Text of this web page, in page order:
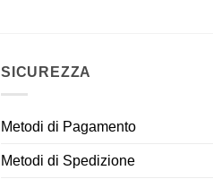
SICUREZZA
Metodi di Pagamento
Metodi di Spedizione